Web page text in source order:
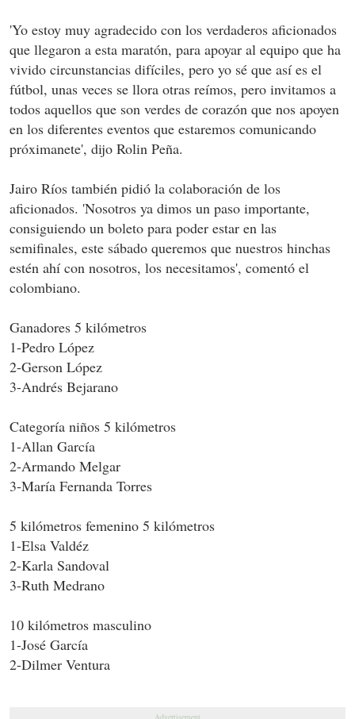
'Yo estoy muy agradecido con los verdaderos aficionados
que llegaron a esta maratón, para apoyar al equipo que ha
vivido circunstancias difíciles, pero yo sé que así es el
fútbol, unas veces se llora otras reímos, pero invitamos a
todos aquellos que son verdes de corazón que nos apoyen
en los diferentes eventos que estaremos comunicando
próximanete', dijo Rolin Peña.
Jairo Ríos también pidió la colaboración de los
aficionados. 'Nosotros ya dimos un paso importante,
consiguiendo un boleto para poder estar en las
semifinales, este sábado queremos que nuestros hinchas
estén ahí con nosotros, los necesitamos', comentó el
colombiano.
Ganadores 5 kilómetros
1-Pedro López
2-Gerson López
3-Andrés Bejarano
Categoría niños 5 kilómetros
1-Allan García
2-Armando Melgar
3-María Fernanda Torres
5 kilómetros femenino 5 kilómetros
1-Elsa Valdéz
2-Karla Sandoval
3-Ruth Medrano
10 kilómetros masculino
1-José García
2-Dilmer Ventura